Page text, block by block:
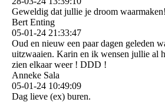
Geweldig dat jullie je droom
Bert Enting
05-01-24 21:33:47
Oud en nieuw een paar dagen geleden
uitzwaaien. Karin en ik wensen jullie al
zien elkaar weer ! DDD !
Anneke Sala
05-01-24 10:49:09
Dag lieve (ex) buren.